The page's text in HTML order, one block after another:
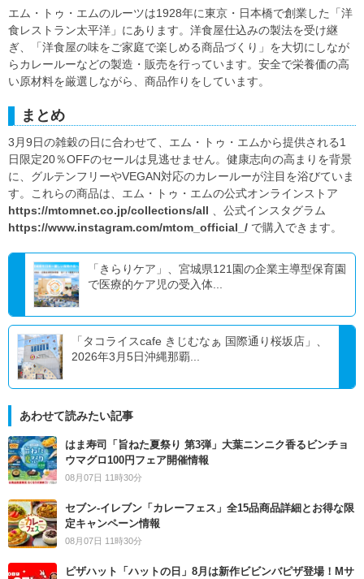
エム・トゥ・エムのルーツは1928年に東京・日本橋で創業した「洋
食レストラン太平洋」にあります。洋食屋仕込みの製法を受け継
ぎ、「洋食屋の味をご家庭で楽しめる商品づくり」を大切にしなが
らカレールーなどの製造・販売を行っています。安全で栄養価の高
い原材料を厳選しながら、商品作りをしています。
まとめ
3月9日の雑穀の日に合わせて、エム・トゥ・エムから提供される1
日限定20％OFFのセールは見逃せません。健康志向の高まりを背景
に、グルテンフリーやVEGAN対応のカレールーが注目を浴びていま
す。これらの商品は、エム・トゥ・エムの公式オンラインストア
https://mtomnet.co.jp/collections/all 、公式インスタグラム
https://www.instagram.com/mtom_official_/ で購入できます。
「きらりケア」、宮城県121園の企業主導型保育園
で医療的ケア児の受入体...
「タコライスcafe きじむなぁ 国際通り桜坂店」、
2026年3月5日沖縄那覇...
あわせて読みたい記事
はま寿司「旨ねた夏祭り 第3弾」大葉ニンニク香るビンチョ
ウマグロ100円フェア開催情報
08月07日 11時30分
セブン‐イレブン「カレーフェス」全15品商品詳細とお得な限
定キャンペーン情報
08月07日 11時30分
ピザハット「ハットの日」8月は新作ビビンバピザ登場！Mサ